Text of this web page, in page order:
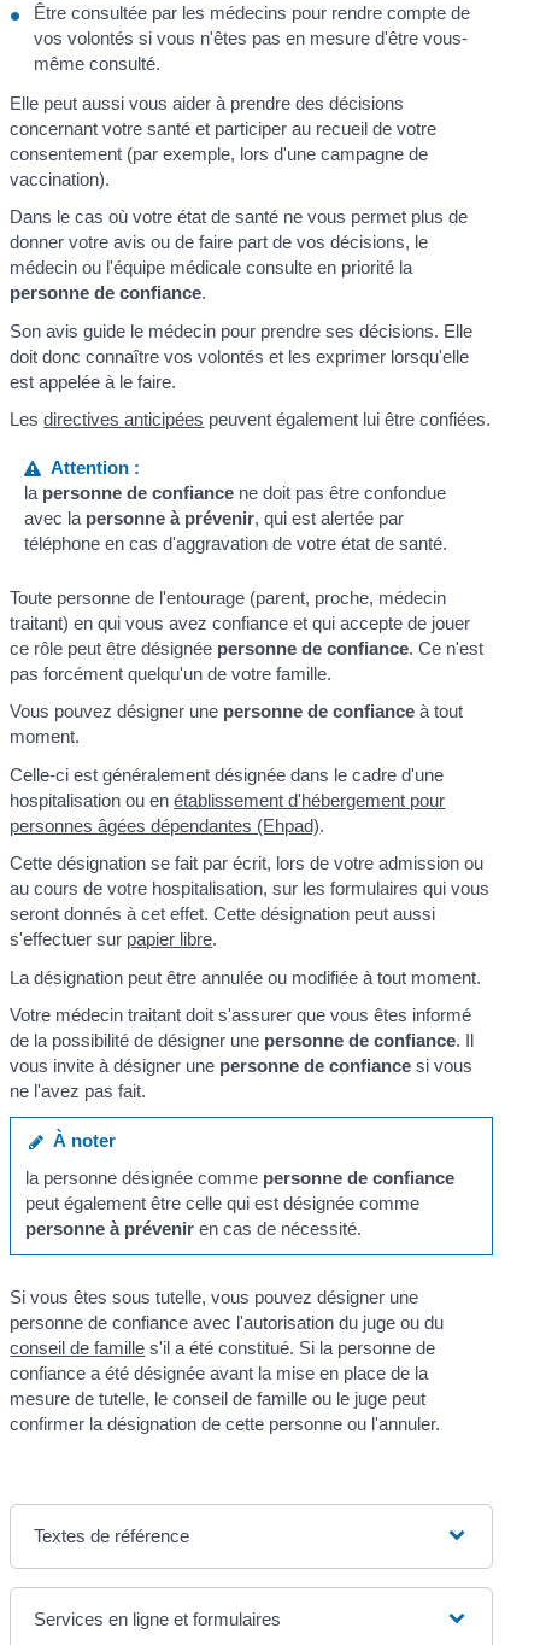
Être consultée par les médecins pour rendre compte de
vos volontés si vous n'êtes pas en mesure d'être vous-
même consulté.
Elle peut aussi vous aider à prendre des décisions
concernant votre santé et participer au recueil de votre
consentement (par exemple, lors d'une campagne de
vaccination).
Dans le cas où votre état de santé ne vous permet plus de
donner votre avis ou de faire part de vos décisions, le
médecin ou l'équipe médicale consulte en priorité la
personne de confiance.
Son avis guide le médecin pour prendre ses décisions. Elle
doit donc connaître vos volontés et les exprimer lorsqu'elle
est appelée à le faire.
Lesdirectives anticipées peuvent également lui être confiées.
Attention :
la personne de confiancene doit pas être confondue
avec la personne à prévenir, qui est alertée par
téléphone en cas d'aggravation de votre état de santé.
Toute personne de l'entourage (parent, proche, médecin
traitant) en qui vous avez confiance et qui accepte de jouer
ce rôle peut être désignée personne de confiance. Ce n'est
pas forcément quelqu'un de votre famille.
Vous pouvez désigner une personne de confiance à tout
moment.
Celle-ci est généralement désignée dans le cadre d'une
hospitalisation ou enétablissement d'hébergement pour
personnes âgées dépendantes (Ehpad).
Cette désignation se fait par écrit, lors de votre admission ou
au cours de votre hospitalisation, sur les formulaires qui vous
seront donnés à cet effet. Cette désignation peut aussi
s'effectuer sur papier libre.
La désignation peut être annulée ou modifiée à tout moment.
Votre médecin traitant doit s'assurer que vous êtes informé
de la possibilité de désigner une personne de confiance. Il
vous invite à désigner une personne de confiance si vous
ne l'avez pas fait.
À noter
la personne désignée comme personne de confiance
peut également être celle qui est désignée comme
personne à préveniren cas de nécessité.
Si vous êtes sous tutelle, vous pouvez désigner une
personne de confiance avec l'autorisation du juge ou du
conseil de famille s'il a été constitué. Si la personne de
confiance a été désignée avant la mise en place de la
mesure de tutelle, le conseil de famille ou le juge peut
confirmer la désignation de cette personne ou l'annuler.
Textes de référence
Services en ligne et formulaires